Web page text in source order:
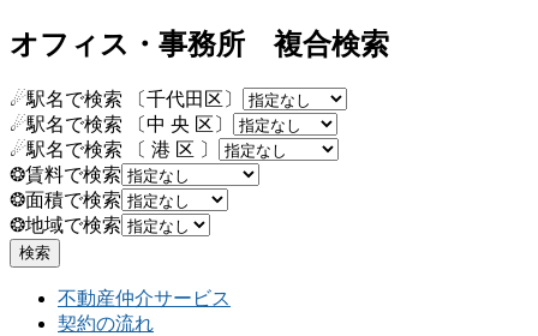
オフィス・事務所 複合検索
☄駅名で検索 〔千代田区〕
☄駅名で検索 〔中 央 区〕
☄駅名で検索 〔 港 区 〕
❂賃料で検索
❂面積で検索
❂地域で検索
不動産仲介サービス
契約の流れ